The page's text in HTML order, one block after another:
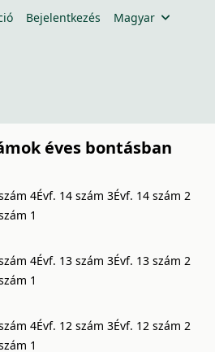
Bejelentkezés Magyar
éves bontásban
4Évf. 14 szám 3Évf. 14 szám 2
1
4Évf. 13 szám 3Évf. 13 szám 2
1
4Évf. 12 szám 3Évf. 12 szám 2
1